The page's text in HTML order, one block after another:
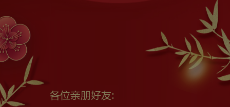
各位亲朋好友: